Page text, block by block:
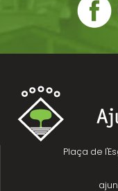
Plaça de